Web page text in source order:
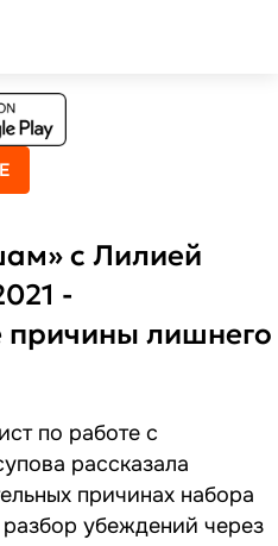
с Лилией
-
причины лишнего
по работе с
рассказала
причинах набора
убеждений через